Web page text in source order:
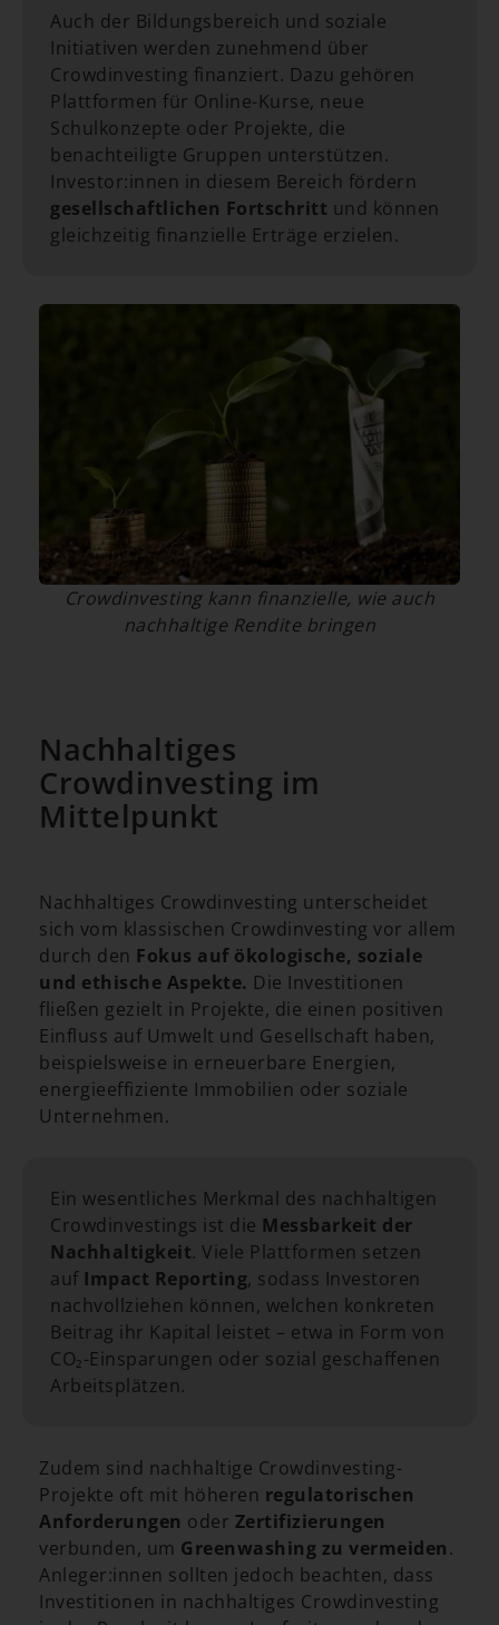
Auch der Bildungsbereich und soziale
Initiativen werden zunehmend über
Crowdinvesting finanziert. Dazu gehören
Plattformen für Online-Kurse, neue
Schulkonzepte oder Projekte, die
benachteiligte Gruppen unterstützen.
Investor:innen in diesem Bereich fördern
gesellschaftlichen Fortschritt und können
gleichzeitig finanzielle Erträge erzielen.
Crowdinvesting kann finanzielle, wie auch
nachhaltige Rendite bringen
Nachhaltiges
Crowdinvesting im
Mittelpunkt
Nachhaltiges Crowdinvesting unterscheidet
sich vom klassischen Crowdinvesting vor allem
durch den Fokus auf ökologische, soziale
und ethische Aspekte. Die Investitionen
fließen gezielt in Projekte, die einen positiven
Einfluss auf Umwelt und Gesellschaft haben,
beispielsweise in erneuerbare Energien,
energieeffiziente Immobilien oder soziale
Unternehmen.
Ein wesentliches Merkmal des nachhaltigen
Crowdinvestings ist die Messbarkeit der
Nachhaltigkeit. Viele Plattformen setzen
auf Impact Reporting, sodass Investoren
nachvollziehen können, welchen konkreten
Beitrag ihr Kapital leistet – etwa in Form von
CO₂-Einsparungen oder sozial geschaffenen
Arbeitsplätzen.
Zudem sind nachhaltige Crowdinvesting-
Projekte oft mit höheren regulatorischen
Anforderungen oder Zertifizierungen
verbunden, um Greenwashing zu vermeiden.
Anleger:innen sollten jedoch beachten, dass
Investitionen in nachhaltiges Crowdinvesting